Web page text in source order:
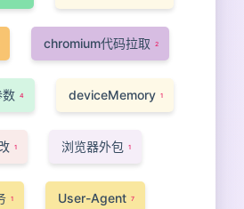
chromium代码拉取 2
数 4 deviceMemory 1
1 浏览器外包 1
1 User-Agent 7